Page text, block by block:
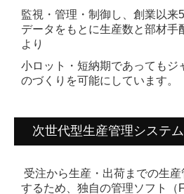
本社工場
本社工場 設備一覧
本山工場 設備一覧
会社情報
監視・管理・制御し、 創業以来
データをもとに生産数と部材手
より
小ロ ット・短納期であっても ジ
のづくりを可能にしています。
次世代型生産管理システム
受注から生産・出荷までの生
するため、 独自の管理ソフト（